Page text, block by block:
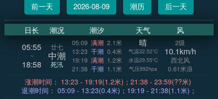
前一天 2026-08-09 潮历 后一天
日长 潮况 潮汐 天气 风
05:55
~
18:58
廿七
中潮
死汛
05:09 满潮 2.1米
13:23 干潮 0.4米
19:19 满潮 1.2米
21:38 干潮 1.1米
晴
气温32.52°C
水温29.55°C
气压992hpa
2级
10.1km/h
西北风
0.61米浪
涨潮时间： 13:23 - 19:19(1.2米)；21:38 - 23:59(??米)
退潮时间： 05:09 - 13:23(0.4米)；19:19 - 21:38(1.1米)；